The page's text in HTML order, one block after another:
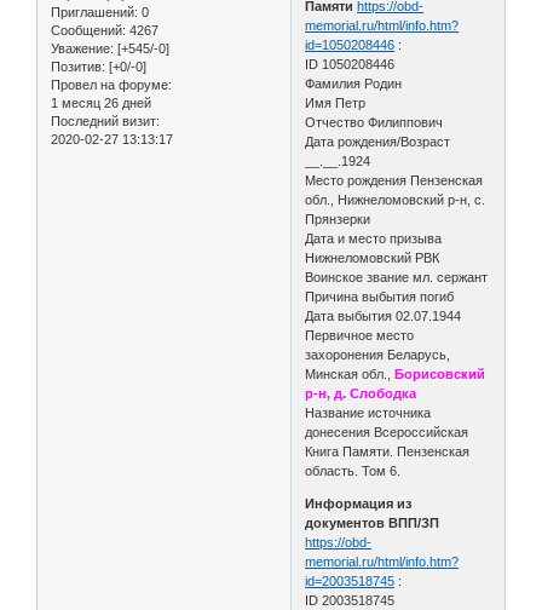
Приглашений: 0
Сообщений: 4267
Уважение: [+545/-0]
Позитив: [+0/-0]
Провел на форуме:
1 месяц 26 дней
Последний визит:
2020-02-27 13:13:17
Памяти https://obd-
memorial.ru/html/info.htm?
id=1050208446 :
ID 1050208446
Фамилия Родин
Имя Петр
Отчество Филиппович
Дата рождения/Возраст
__.__.1924
Место рождения Пензенская
обл., Нижнеломовский р-н, с.
Прянзерки
Дата и место призыва
Нижнеломовский РВК
Воинское звание мл. сержант
Причина выбытия погиб
Дата выбытия 02.07.1944
Первичное место
захоронения Беларусь,
Минская обл.,Борисовский
р-н, д. Слободка
Название источника
донесения Всероссийская
Книга Памяти. Пензенская
область. Том 6.
Информация из
документов ВПП/ЗП
https://obd-
memorial.ru/html/info.htm?
id=2003518745 :
ID 2003518745